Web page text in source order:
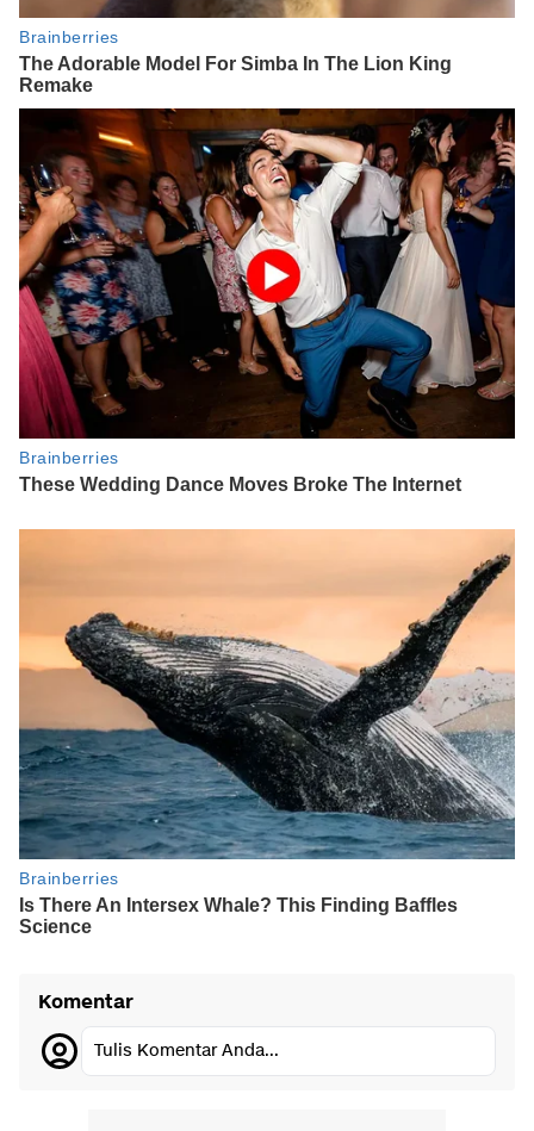
Komentar
Tulis Komentar Anda...